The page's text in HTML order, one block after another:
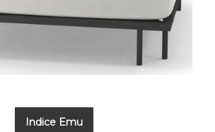
Indice Emu